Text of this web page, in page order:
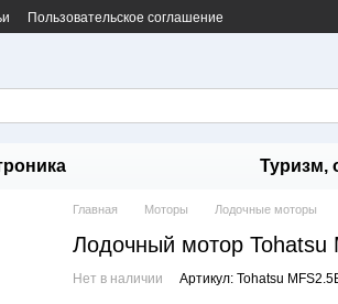
Пользовательское соглашение
Туризм,
Главная Моторы Лодочные моторы
Лодочный мотор Tohatsu
Нет в наличии Артикул: Tohatsu